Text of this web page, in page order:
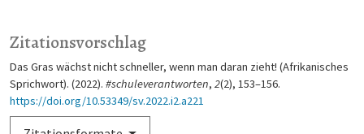
Zitationsvorschlag
Das Gras wächst nicht schneller, wenn man daran zieht! (Afrikanisches
Sprichwort). (2022). #schuleverantworten, 2(2), 153–156.
https://doi.org/10.53349/sv.2022.i2.a221